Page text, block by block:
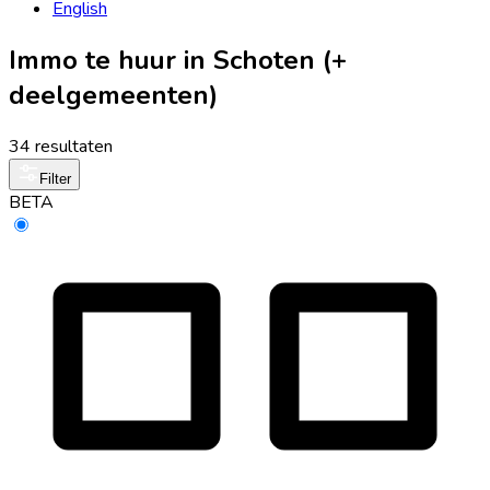
English
Immo te huur in Schoten (+
deelgemeenten)
34 resultaten
Filter
BETA